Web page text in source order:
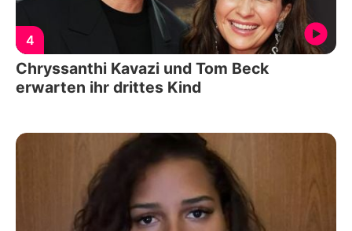
4
Chryssanthi Kavazi und Tom Beck
erwarten ihr drittes Kind